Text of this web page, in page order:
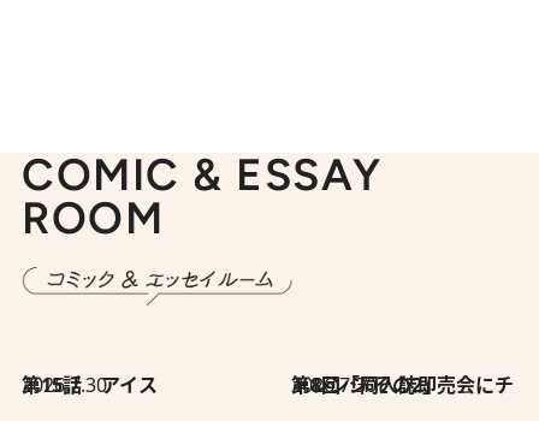
COMIC & ESSAY
ROOM
2026.7.30
第15話 アイス 2026.7.30
第8回「同人誌即売会にチャレンジ その2」